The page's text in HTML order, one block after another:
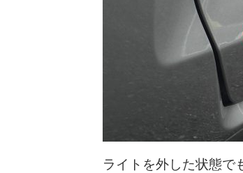
ライトを外した状態で